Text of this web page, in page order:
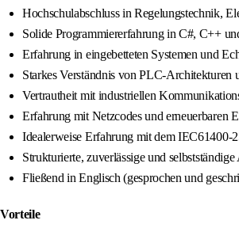
Hochschulabschluss in Regelungstechnik,
Solide Programmiererfahrung in C#, C++
Erfahrung in eingebetteten Systemen und
Starkes Verständnis von PLC-Architekturen
Vertrautheit mit industriellen
Erfahrung mit Netzcodes und erneuerbaren
Idealerweise Erfahrung mit dem
Strukturierte, zuverlässige und
Fließend in Englisch (gesprochen und
Vorteile